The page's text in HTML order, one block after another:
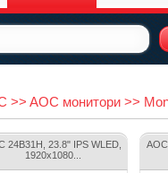
>> AOC монитори >>
24B31H, 23.8" IPS WLED,
1920x1080...